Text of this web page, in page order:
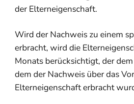
der Elterneigenschaft.
Wird der Nachweis zu einem
erbracht, wird die
Monats berücksichtigt, der
dem der Nachweis über das
Elterneigenschaft erbracht